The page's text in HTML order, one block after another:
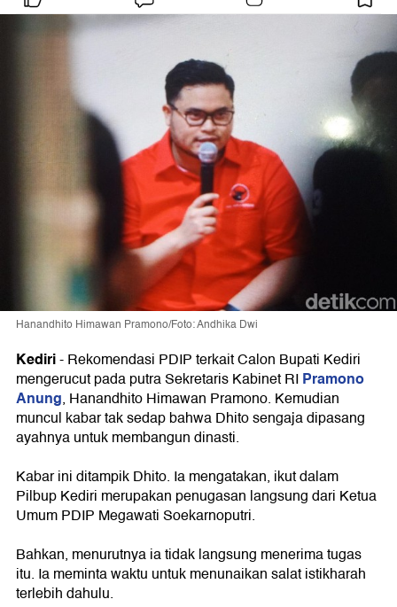
Hanandhito Himawan Pramono/Foto: Andhika Dwi
Kediri-Rekomendasi PDIP terkait Calon Bupati Kediri
mengerucut pada putra Sekretaris Kabinet RIPramono
Anung, Hanandhito Himawan Pramono. Kemudian
muncul kabar tak sedap bahwa Dhito sengaja dipasang
ayahnya untuk membangun dinasti.
Kabar ini ditampik Dhito. Ia mengatakan, ikut dalam
Pilbup Kediri merupakan penugasan langsung dari Ketua
Umum PDIP Megawati Soekarnoputri.
Bahkan, menurutnya ia tidak langsung menerima tugas
itu. Ia meminta waktu untuk menunaikan salat istikharah
terlebih dahulu.